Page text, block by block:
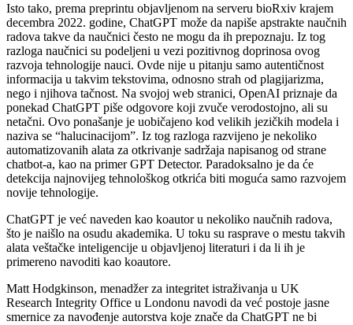
Isto tako, prema preprintu objavljenom na serveru bioRxiv krajem
decembra 2022. godine, ChatGPT može da napiše apstrakte naučnih
radova takve da naučnici često ne mogu da ih prepoznaju. Iz tog
razloga naučnici su podeljeni u vezi pozitivnog doprinosa ovog
razvoja tehnologije nauci. Ovde nije u pitanju samo autentičnost
informacija u takvim tekstovima, odnosno strah od plagijarizma,
nego i njihova tačnost. Na svojoj web stranici, OpenAI priznaje da
ponekad ChatGPT piše odgovore koji zvuče verodostojno, ali su
netačni. Ovo ponašanje je uobičajeno kod velikih jezičkih modela i
naziva se “halucinacijom”. Iz tog razloga razvijeno je nekoliko
automatizovanih alata za otkrivanje sadržaja napisanog od strane
chatbot-a, kao na primer GPT Detector. Paradoksalno je da će
detekcija najnovijeg tehnološkog otkrića biti moguća samo razvojem
novije tehnologije.
ChatGPT je već naveden kao koautor u nekoliko naučnih radova,
što je naišlo na osudu akademika. U toku su rasprave o mestu takvih
alata veštačke inteligencije u objavljenoj literaturi i da li ih je
primereno navoditi kao koautore.
Matt Hodgkinson, menadžer za integritet istraživanja u UK
Research Integrity Office u Londonu navodi da već postoje jasne
smernice za navođenje autorstva koje znače da ChatGPT ne bi